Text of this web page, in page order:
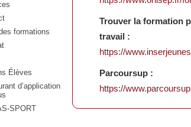
formations
Élèves
d’application
SPORT
Trouver la formation
travail :
https://
Parcoursup :
https://